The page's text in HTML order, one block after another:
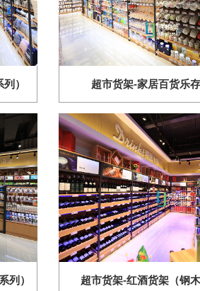
） 超市货架-家居百货乐
列） 超市货架-红酒货架（钢木